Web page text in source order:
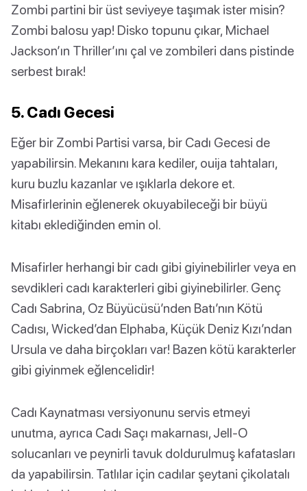
Zombi partini bir üst seviyeye taşımak ister misin?
Zombi balosu yap! Disko topunu çıkar, Michael
Jackson’ın Thriller’ını çal ve zombileri dans pistinde
serbest bırak!
5. Cadı Gecesi
Eğer bir Zombi Partisi varsa, bir Cadı Gecesi de
yapabilirsin. Mekanını kara kediler, ouija tahtaları,
kuru buzlu kazanlar ve ışıklarla dekore et.
Misafirlerinin eğlenerek okuyabileceği bir büyü
kitabı eklediğinden emin ol.
Misafirler herhangi bir cadı gibi giyinebilirler veya en
sevdikleri cadı karakterleri gibi giyinebilirler. Genç
Cadı Sabrina, Oz Büyücüsü’nden Batı’nın Kötü
Cadısı, Wicked’dan Elphaba, Küçük Deniz Kızı’ndan
Ursula ve daha birçokları var! Bazen kötü karakterler
gibi giyinmek eğlencelidir!
Cadı Kaynatması versiyonunu servis etmeyi
unutma, ayrıca Cadı Saçı makarnası, Jell-O
solucanları ve peynirli tavuk doldurulmuş kafatasları
da yapabilirsin. Tatlılar için cadılar şeytani çikolatalı